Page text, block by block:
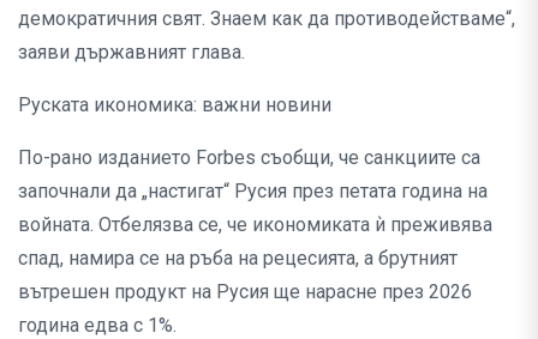
демократичния свят. Знаем как да противодействаме“,
заяви държавният глава.
Руската икономика: важни новини
По-рано изданието Forbes съобщи, че санкциите са
започнали да „настигат“ Русия през петата година на
войната. Отбелязва се, че икономиката ѝ преживява
спад, намира се на ръба на рецесията, а брутният
вътрешен продукт на Русия ще нарасне през 2026
година едва с 1%.